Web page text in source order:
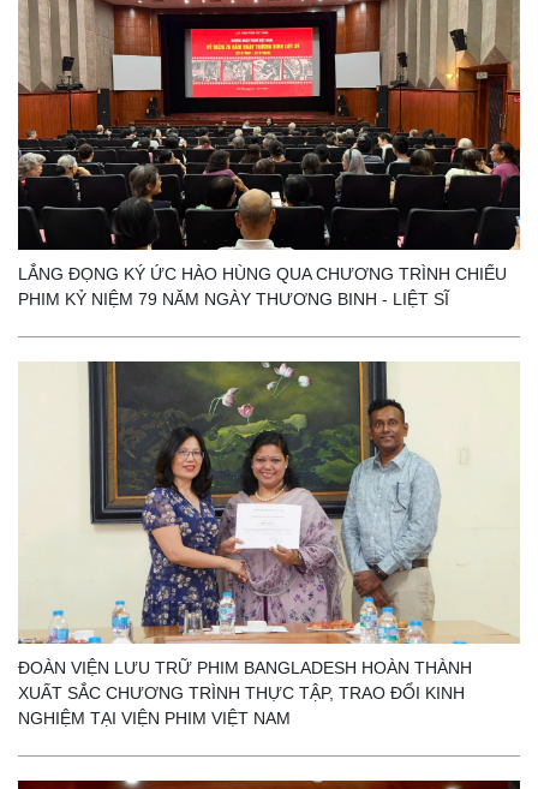
LẮNG ĐỌNG KÝ ỨC HÀO HÙNG QUA CHƯƠNG TRÌNH CHIẾU
PHIM KỶ NIỆM 79 NĂM NGÀY THƯƠNG BINH - LIỆT SĨ
ĐOÀN VIỆN LƯU TRỮ PHIM BANGLADESH HOÀN THÀNH
XUẤT SẮC CHƯƠNG TRÌNH THỰC TẬP, TRAO ĐỔI KINH
NGHIỆM TẠI VIỆN PHIM VIỆT NAM